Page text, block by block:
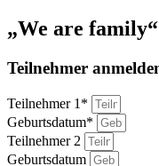
„We are family“
Teilnehmer
Teilnehmer 1*
Geburtsdatum*
Teilnehmer 2
Geburtsdatum